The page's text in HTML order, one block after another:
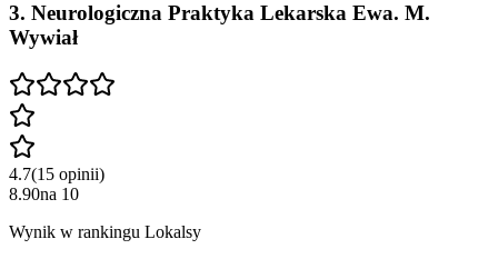
3. Neurologiczna Praktyka Lekarska Ewa. M.
Wywiał
4.7(15 opinii)
8.90na 10
Wynik w rankingu Lokalsy